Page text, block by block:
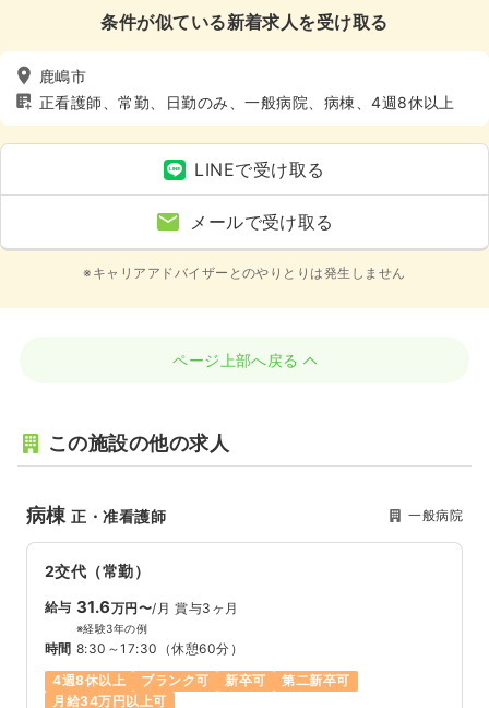
条件が似ている新着求人を受け取る
鹿嶋市
正看護師、常勤、日勤のみ、一般病院、病棟、4週8休以上
LINEで受け取る
メールで受け取る
※キャリアアドバイザーとのやりとりは発生しません
ページ上部へ戻る
この施設の他の求人
病棟正・准看護師 一般病院
2交代（常勤）
給与 31.6万円〜/月 賞与3ヶ月
※経験3年の例
時間 8:30～17:30 （休憩60分）
4週8休以上
ブランク可 新卒可
第二新卒可
月給34万円以上可